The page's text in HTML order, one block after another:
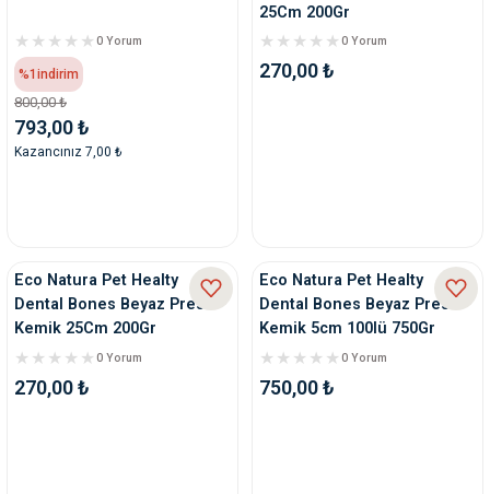
0 Yorum
%1 indirim
800,00 ₺
793,00 ₺
Kazancınız 7,00 ₺
25Cm 200Gr
0 Yorum
270,00 ₺
Eco Natura Pet Healty
Dental Bones Beyaz Press
Kemik 25Cm 200Gr
0 Yorum
270,00 ₺
Eco Natura Pet Healty
Dental Bones Beyaz Pres
Kemik 5cm 100lü 750Gr
0 Yorum
750,00 ₺